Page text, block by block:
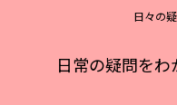
日々の
日常の疑問を